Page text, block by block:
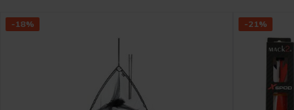
-18% -21%